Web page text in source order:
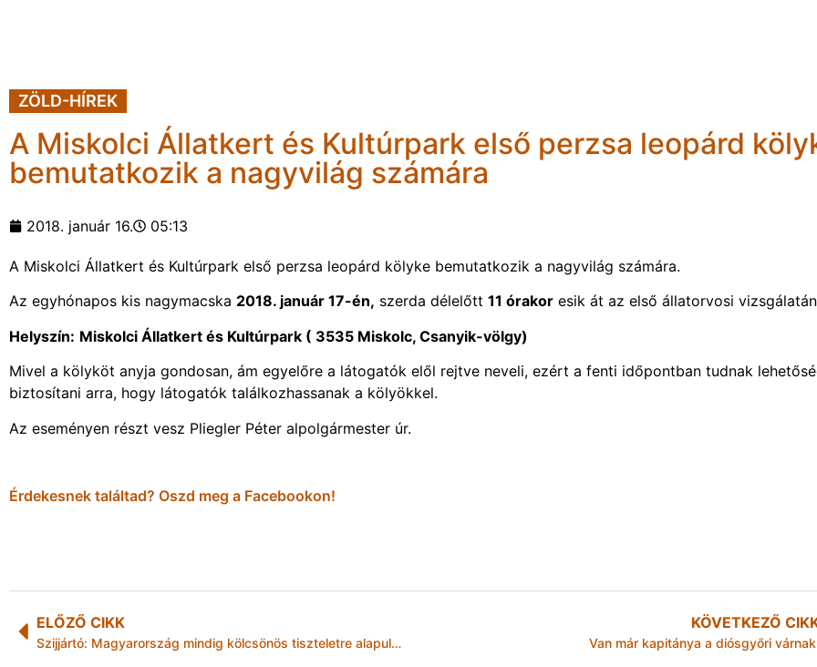
ZÖLD-HÍREK
A Miskolci Állatkert és Kultúrpark első perzsa leopárd
bemutatkozik a nagyvilág számára
2018. január 16. 05:13
A Miskolci Állatkert és Kultúrpark első perzsa leopárd kölyke bemutatkozik a nagyvilág számára.
Az egyhónapos kis nagymacska 2018. január 17-én, szerda délelőtt 11 órakor esik át az első állatorvosi
Helyszín: Miskolci Állatkert és Kultúrpark ( 3535 Miskolc, Csanyik-völgy)
Mivel a kölyköt anyja gondosan, ám egyelőre a látogatók elől rejtve neveli, ezért a fenti időpontban tudnak
biztosítani arra, hogy látogatók találkozhassanak a kölyökkel.
Az eseményen részt vesz Pliegler Péter alpolgármester úr.
Érdekesnek találtad? Oszd meg a Facebookon!
ELŐZŐ CIKK
Szijjártó: Magyarország mindig kölcsönös tiszteletre alapuló kapcsolatot akart Romániával
KÖVETKEZŐ
Van már kapitánya a diósgyőri